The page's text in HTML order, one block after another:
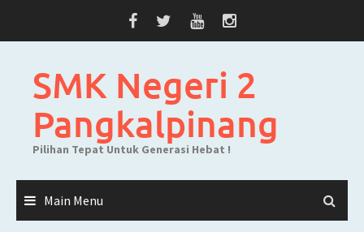
SMK Negeri 2
Pangkalpinang
Pilihan Tepat Untuk Generasi Hebat !
Main Menu